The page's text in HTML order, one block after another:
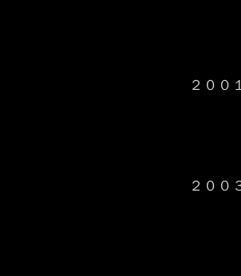
（
・
２０
・リ
・カ
カ
２０
カ
・ボ
パ